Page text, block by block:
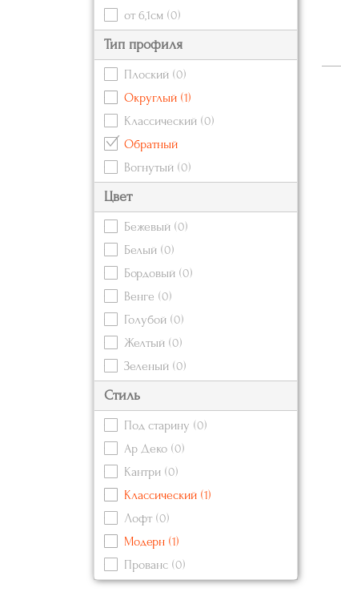
от 6,1см (0)
Тип профиля
Плоский (0)
Округлый (1)
Классический (0)
Обратный
Вогнутый (0)
Цвет
Бежевый (0)
Белый (0)
Бордовый (0)
Венге (0)
Голубой (0)
Желтый (0)
Зеленый (0)
Коричневый (0)
Красный
(0)
Кремовый
Оранжевый
Серебряный
Серый
Синий
Стиль
Под старину (0)
Ар Деко (0)
Кантри (0)
Классический (1)
Лофт (0)
Модерн (1)
Прованс (0)
Современный (0)